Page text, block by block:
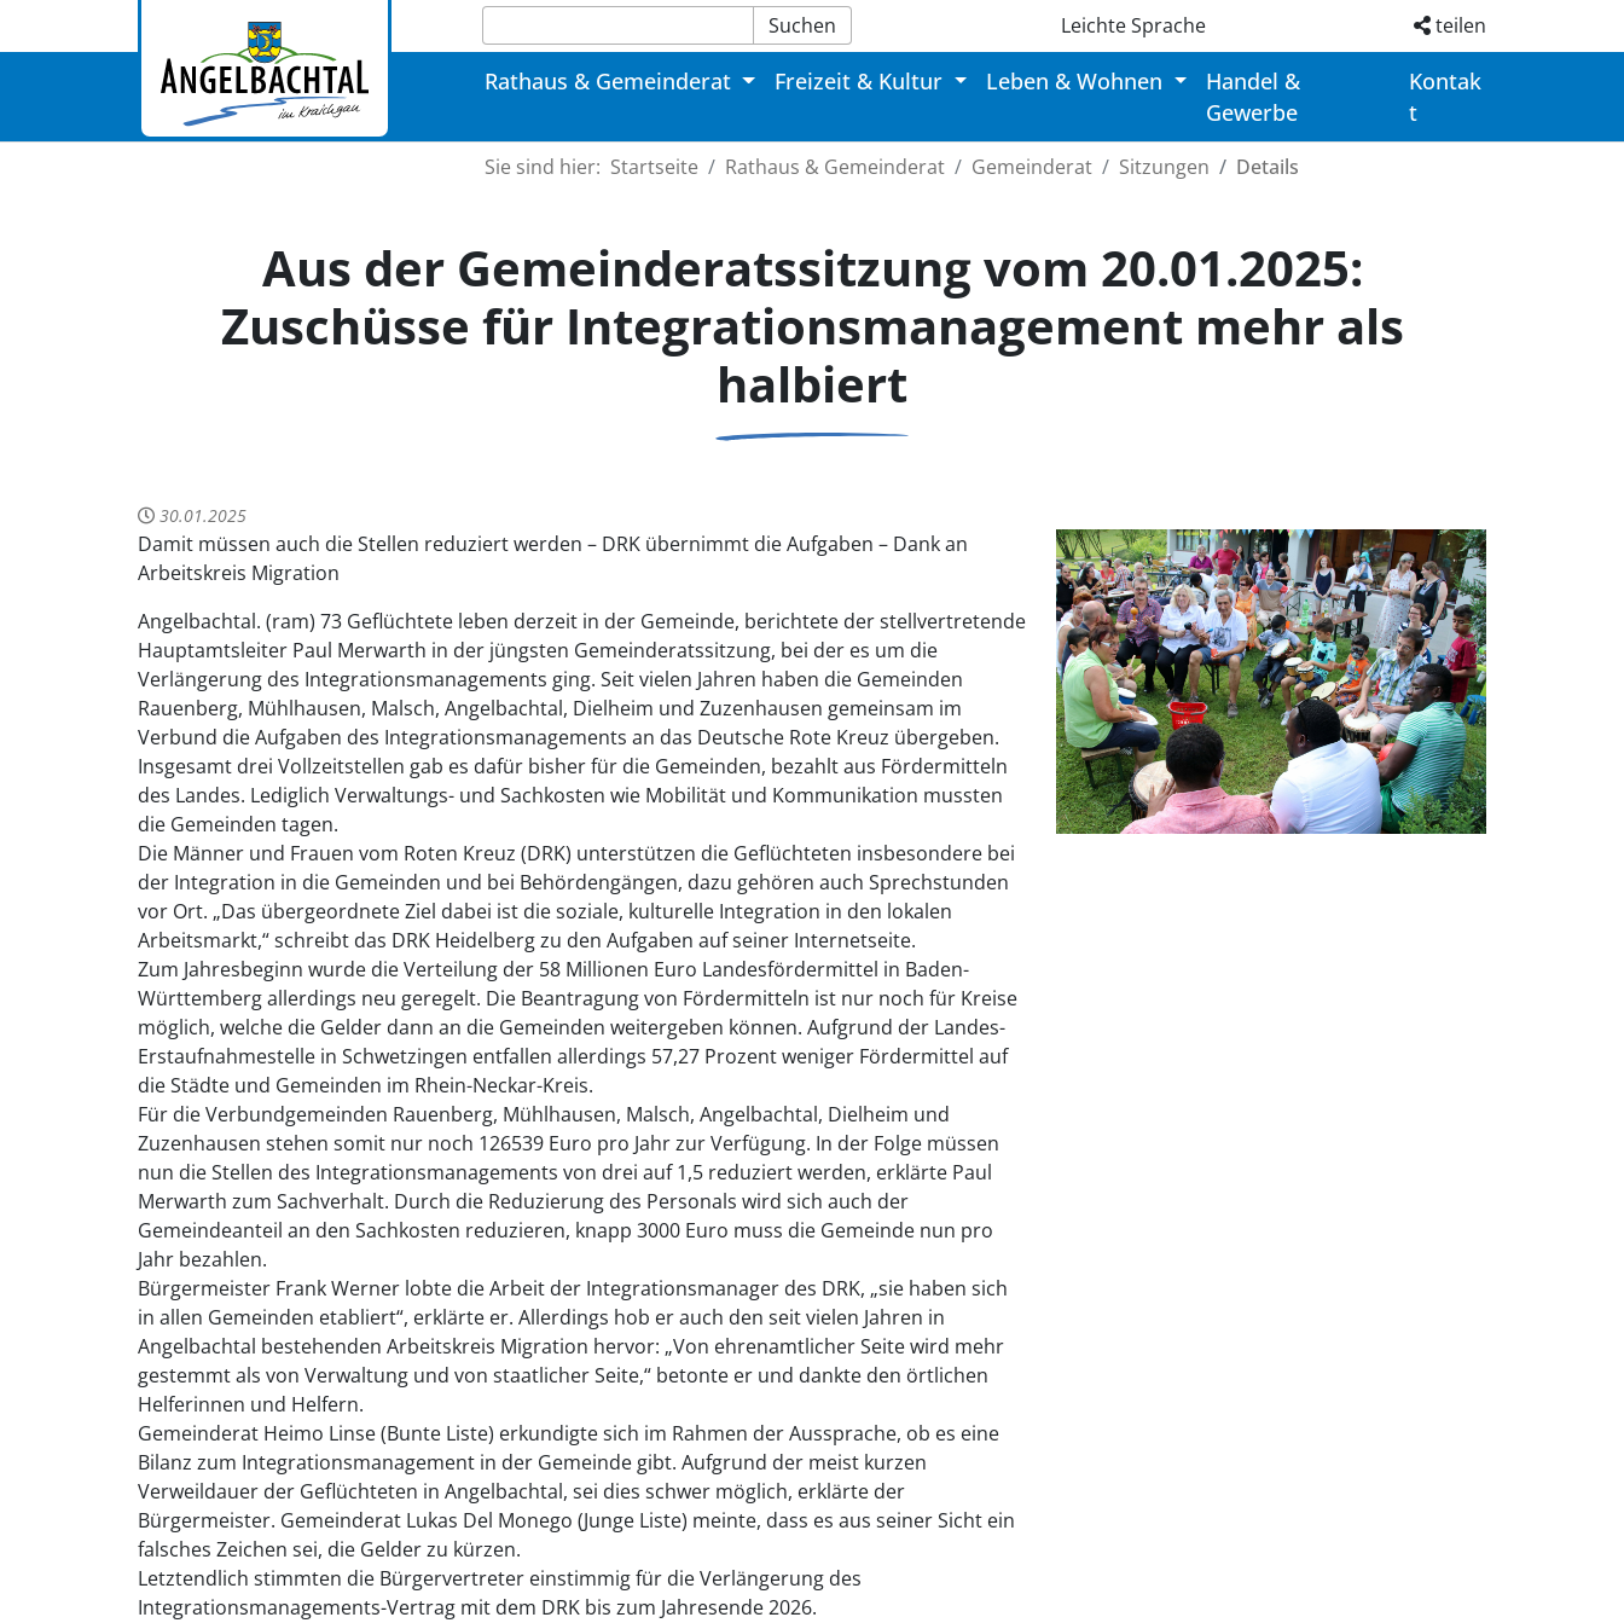
Suchen Leichte Sprache teilen
Rathaus & Gemeinderat Freizeit & Kultur Leben & Wohnen
Handel &
Gewerbe
Kontak
t
Sie sind hier: Startseite Rathaus & Gemeinderat Gemeinderat Sitzungen Details
Aus der Gemeinderatssitzung vom 20.01.2025:
Zuschüsse für Integrationsmanagement mehr als
halbiert
30.01.2025
Damit müssen auch die Stellen reduziert werden – DRK übernimmt die Aufgaben – Dank an
Arbeitskreis Migration
Angelbachtal. (ram) 73 Geflüchtete leben derzeit in der Gemeinde, berichtete der stellvertretende
Hauptamtsleiter Paul Merwarth in der jüngsten Gemeinderatssitzung, bei der es um die
Verlängerung des Integrationsmanagements ging. Seit vielen Jahren haben die Gemeinden
Rauenberg, Mühlhausen, Malsch, Angelbachtal, Dielheim und Zuzenhausen gemeinsam im
Verbund die Aufgaben des Integrationsmanagements an das Deutsche Rote Kreuz übergeben.
Insgesamt drei Vollzeitstellen gab es dafür bisher für die Gemeinden, bezahlt aus Fördermitteln
des Landes. Lediglich Verwaltungs- und Sachkosten wie Mobilität und Kommunikation mussten
die Gemeinden tagen.
Die Männer und Frauen vom Roten Kreuz (DRK) unterstützen die Geflüchteten insbesondere bei
der Integration in die Gemeinden und bei Behördengängen, dazu gehören auch Sprechstunden
vor Ort. „Das übergeordnete Ziel dabei ist die soziale, kulturelle Integration in den lokalen
Arbeitsmarkt,“ schreibt das DRK Heidelberg zu den Aufgaben auf seiner Internetseite.
Zum Jahresbeginn wurde die Verteilung der 58 Millionen Euro Landesfördermittel in Baden-
Württemberg allerdings neu geregelt. Die Beantragung von Fördermitteln ist nur noch für Kreise
möglich, welche die Gelder dann an die Gemeinden weitergeben können. Aufgrund der Landes-
Erstaufnahmestelle in Schwetzingen entfallen allerdings 57,27 Prozent weniger Fördermittel auf
die Städte und Gemeinden im Rhein-Neckar-Kreis.
Für die Verbundgemeinden Rauenberg, Mühlhausen, Malsch, Angelbachtal, Dielheim und
Zuzenhausen stehen somit nur noch 126539 Euro pro Jahr zur Verfügung. In der Folge müssen
nun die Stellen des Integrationsmanagements von drei auf 1,5 reduziert werden, erklärte Paul
Merwarth zum Sachverhalt. Durch die Reduzierung des Personals wird sich auch der
Gemeindeanteil an den Sachkosten reduzieren, knapp 3000 Euro muss die Gemeinde nun pro
Jahr bezahlen.
Bürgermeister Frank Werner lobte die Arbeit der Integrationsmanager des DRK, „sie haben sich
in allen Gemeinden etabliert“, erklärte er. Allerdings hob er auch den seit vielen Jahren in
Angelbachtal bestehenden Arbeitskreis Migration hervor: „Von ehrenamtlicher Seite wird mehr
gestemmt als von Verwaltung und von staatlicher Seite,“ betonte er und dankte den örtlichen
Helferinnen und Helfern.
Gemeinderat Heimo Linse (Bunte Liste) erkundigte sich im Rahmen der Aussprache, ob es eine
Bilanz zum Integrationsmanagement in der Gemeinde gibt. Aufgrund der meist kurzen
Verweildauer der Geflüchteten in Angelbachtal, sei dies schwer möglich, erklärte der
Bürgermeister. Gemeinderat Lukas Del Monego (Junge Liste) meinte, dass es aus seiner Sicht ein
falsches Zeichen sei, die Gelder zu kürzen.
Letztendlich stimmten die Bürgervertreter einstimmig für die Verlängerung des
Integrationsmanagements-Vertrag mit dem DRK bis zum Jahresende 2026.